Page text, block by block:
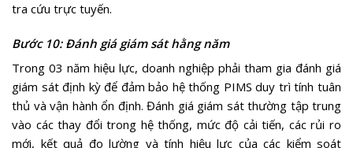
tra cứu trực tuyến.
Bước 10: Đánh giá giám sát hằng năm
Trong 03 năm hiệu lực, doanh nghiệp phải tham gia đánh giá
giám sát định kỳ để đảm bảo hệ thống PIMS duy trì tính tuân
thủ và vận hành ổn định. Đánh giá giám sát thường tập trung
vào các thay đổi trong hệ thống, mức độ cải tiến, các rủi ro
mới, kết quả đo lường và tính hiệu lực của các kiểm soát